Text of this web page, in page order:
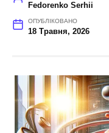
Fedorenko Serhii
ОПУБЛІКОВАНО
18 Травня, 2026